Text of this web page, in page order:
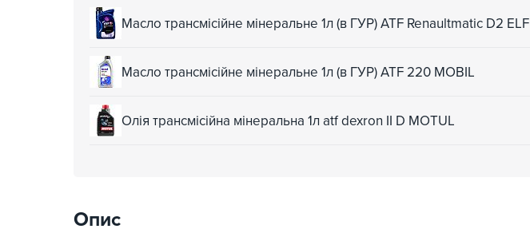
Масло трансмісійне мінеральне 1л (в ГУР) ATF Renaultmatic D2 ELF
Масло трансмісійне мінеральне 1л (в ГУР) ATF 220 MOBIL
Олія трансмісійна мінеральна 1л atf dexron II D MOTUL
Опис